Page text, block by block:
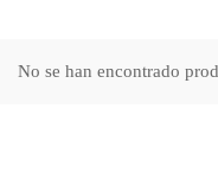
No se han encontrado